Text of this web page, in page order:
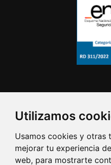
Utilizamos
Usamos cookies y otras
mejorar tu experiencia
web, para mostrarte